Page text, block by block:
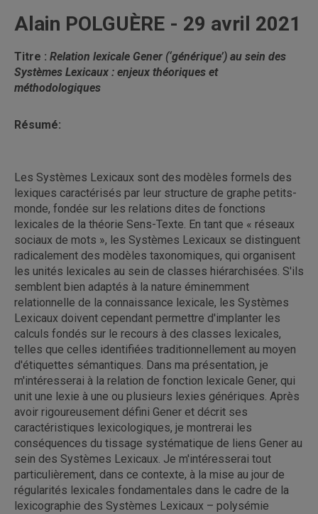
Alain POLGUÈRE - 29 avril 2021
Titre : Relation lexicale Gener (‘générique’) au sein des
Systèmes Lexicaux : enjeux théoriques et
méthodologiques
Résumé:
Les Systèmes Lexicaux sont des modèles formels des
lexiques caractérisés par leur structure de graphe petits-
monde, fondée sur les relations dites de fonctions
lexicales de la théorie Sens-Texte. En tant que « réseaux
sociaux de mots », les Systèmes Lexicaux se distinguent
radicalement des modèles taxonomiques, qui organisent
les unités lexicales au sein de classes hiérarchisées. S'ils
semblent bien adaptés à la nature éminemment
relationnelle de la connaissance lexicale, les Systèmes
Lexicaux doivent cependant permettre d'implanter les
calculs fondés sur le recours à des classes lexicales,
telles que celles identifiées traditionnellement au moyen
d'étiquettes sémantiques. Dans ma présentation, je
m'intéresserai à la relation de fonction lexicale Gener, qui
unit une lexie à une ou plusieurs lexies génériques. Après
avoir rigoureusement défini Gener et décrit ses
caractéristiques lexicologiques, je montrerai les
conséquences du tissage systématique de liens Gener au
sein des Systèmes Lexicaux. Je m'intéresserai tout
particulièrement, dans ce contexte, à la mise au jour de
régularités lexicales fondamentales dans le cadre de la
lexicographie des Systèmes Lexicaux – polysémie